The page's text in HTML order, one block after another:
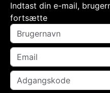
Indtast din e-mail,
fortsætte